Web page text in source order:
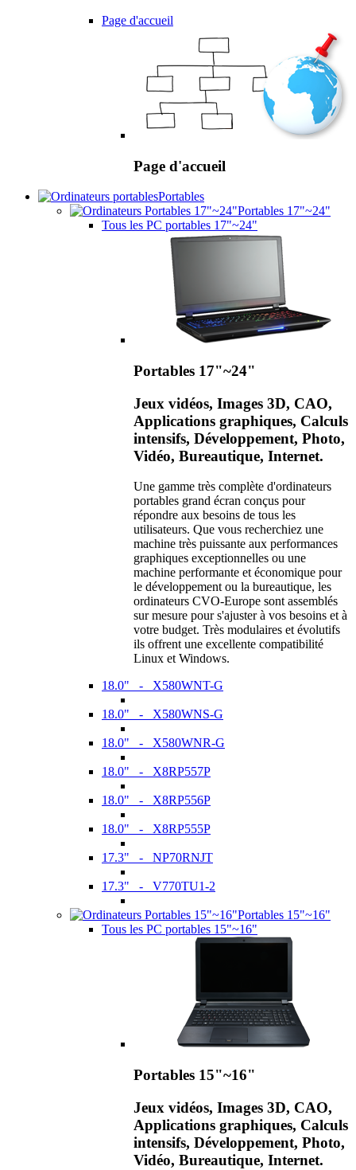
Page d'accueil
Page d'accueil
Portables
Portables 17"~24"
Tous les PC portables 17"~24"
Portables 17"~24"
Jeux vidéos, Images 3D, CAO,
Applications graphiques, Calculs
intensifs, Développement, Photo,
Vidéo, Bureautique, Internet.
Une gamme très complète d'ordinateurs
portables grand écran conçus pour
répondre aux besoins de tous les
utilisateurs. Que vous recherchiez une
machine très puissante aux performances
graphiques exceptionnelles ou une
machine performante et économique pour
le développement ou la bureautique, les
ordinateurs CVO-Europe sont assemblés
sur mesure pour s'ajuster à vos besoins et à
votre budget. Très modulaires et évolutifs
ils offrent une excellente compatibilité
Linux et Windows.
18.0" - X580WNT-G
18.0" - X580WNS-G
18.0" - X580WNR-G
18.0" - X8RP557P
18.0" - X8RP556P
18.0" - X8RP555P
17.3" - NP70RNJT
17.3" - V770TU1-2
Portables 15"~16"
Tous les PC portables 15"~16"
Portables 15"~16"
Jeux vidéos, Images 3D, CAO,
Applications graphiques, Calculs
intensifs, Développement, Photo,
Vidéo, Bureautique, Internet.